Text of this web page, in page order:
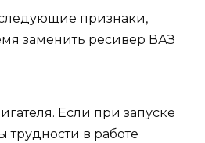
признаки,
заменить ресивер ВАЗ
Если при запуске
в работе